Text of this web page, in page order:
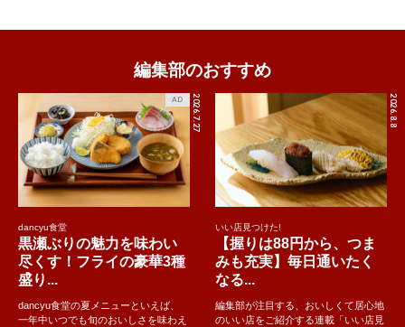
編集部のおすすめ
2026.7.27
AD
dancyu食堂
黒瀬ぶりの魅力を味わい
尽くす！フライの豪華3種
盛り...
dancyu食堂の夏メニューといえば、
一年中いつでも旬のおいしさを味わえ
2026.8.8
いい店見つけた!
【握りは88円から、つま
みも充実】毎日通いたく
なる...
編集部が注目する、おいしくて居心地
のいい店をご紹介する連載「いい店見